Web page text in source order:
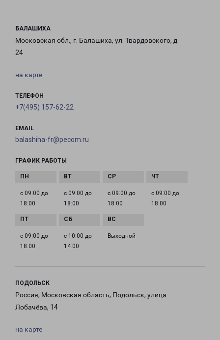
БАЛАШИХА
Московская обл., г. Балашиха, ул. Твардовского, д.
24
на карте
ТЕЛЕФОН
+7(495) 157-62-22
EMAIL
balashiha-fr@pecom.ru
ГРАФИК РАБОТЫ
с 09:00 до
18:00
с 09:00 до
18:00
с 09:00 до
18:00
с 09:00 до
18:00
с 09:00 до
18:00
с 10:00 до
14:00
Выходной
ПОДОЛЬСК
Россия, Московская область, Подольск, улица
Лобачёва, 14
на карте